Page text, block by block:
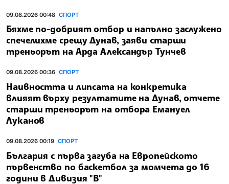
09.08.2026 00:48 СПОРТ
Бяхме по-добрият отбор и напълно заслужено
спечелихме срещу Дунав, заяви старши
треньорът на Арда Александър Тунчев
09.08.2026 00:36 СПОРТ
Наивността и липсата на конкретика
влияят върху резултатите на Дунав, отчете
старши треньорът на отбора Емануел
Луканов
09.08.2026 00:19 СПОРТ
България с първа загуба на Европейското
първенство по баскетбол за момчета до 16
години в Дивизия "В"